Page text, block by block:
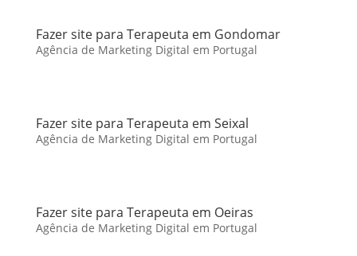
Fazer site para Terapeuta em Gondomar
Agência de Marketing Digital em Portugal
Fazer site para Terapeuta em Seixal
Agência de Marketing Digital em Portugal
Fazer site para Terapeuta em Oeiras
Agência de Marketing Digital em Portugal